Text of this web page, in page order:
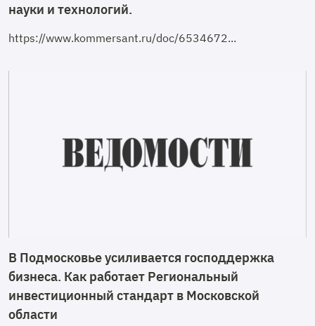
науки и технологий.
https://www.kommersant.ru/doc/6534672...
В Подмосковье усиливается господдержка
бизнеса. Как работает Региональный
инвестиционный стандарт в Московской
области